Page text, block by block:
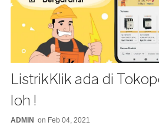
ListrikKlik ada di
loh !
ADMIN on Feb 04, 2021